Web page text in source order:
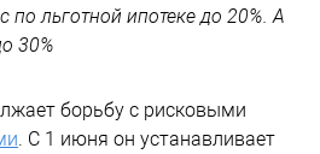
по льготной ипотеке до 20%. А
30%
борьбу с рисковыми
. С 1 июня он устанавливает